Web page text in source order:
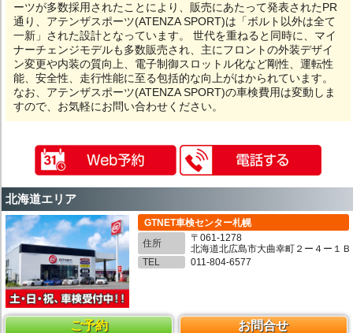
ーツが多数採用されたことにより、販売にあたって発表されたPR
通り、アテンザスポーツ(ATENZA SPORT)は「ボルト以外は全て
一新」された設計となっています。 世代を重ねると同時に、マイ
ナーチェンジモデルも多数販売され、主にフロントの外装デザイ
ン変更や内装の質向上、電子制御スロットル化など剛性、運転性
能、安全性、走行性能に至る包括的な向上がはかられています。
なお、アテンザスポーツ(ATENZA SPORT)の車検費用は変動しま
すので、お気軽にお問い合わせください。
北海道エリア
GTNET車検センター札幌
住所
〒061-1278
北海道北広島市大曲幸町２ー４ー１Ｂ
TEL
011-804-6577
ご予約 お問合せ